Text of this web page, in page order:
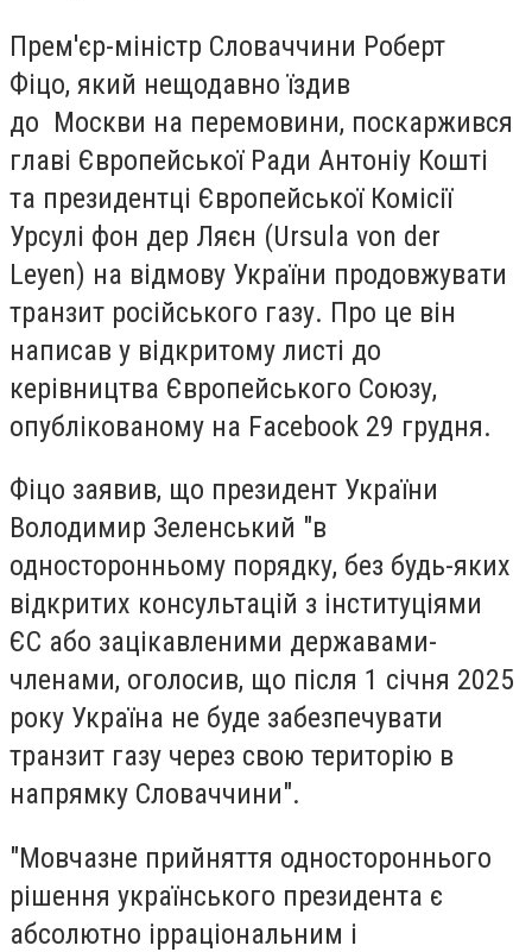
Прем'єр-міністр Словаччини Роберт
Фіцо, який нещодавно їздив
до Москви на перемовини, поскаржився
главі Європейської Ради Антоніу Кошті
та президентці Європейської Комісії
Урсулі фон дер Ляєн (Ursula von der
Leyen) на відмову України продовжувати
транзит російського газу. Про це він
написав у відкритому листі до
керівництва Європейського Союзу,
опублікованому на Facebook 29 грудня.
Фіцо заявив, що президент України
Володимир Зеленський "в
односторонньому порядку, без будь-яких
відкритих консультацій з інституціями
ЄС або зацікавленими державами-
членами, оголосив, що після 1 січня 2025
року Україна не буде забезпечувати
транзит газу через свою територію в
напрямку Словаччини".
"Мовчазне прийняття одностороннього
рішення українського президента є
абсолютно ірраціональним і